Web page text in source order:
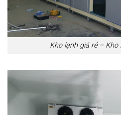
Kho lạnh giá rẻ – Kho